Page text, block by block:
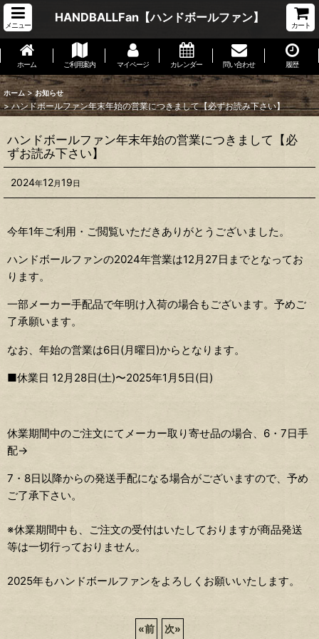
メニュー
HANDBALLFan【ハンドボールファン】
カート
ホーム ご利用案内 マイページ カレンダー 問い合わせ 履歴
ホーム > お知らせ
> ハンドボールファン年末年始の営業につきまして【必ずお読み下さい】
ハンドボールファン年末年始の営業につきまして【必
ずお読み下さい】
2024年12月19日
今年1年ご利用・ご閲覧いただきありがとうございました。
ハンドボールファンの2024年営業は12月27日までとなってお
ります。
一部メーカー手配品で年明け入荷の場合もございます。予めご
了承願います。
なお、年始の営業は6日(月曜日)からとなります。
■休業日 12月28日(土)〜2025年1月5日(日)
休業期間中のご注文にてメーカー取り寄せ品の場合、6・7日手
配→
7・8日以降からの発送手配になる場合がございますので、予め
ご了承下さい。
※休業期間中も、ご注文の受付はいたしておりますが商品発送
等は一切行っておりません。
2025年もハンドボールファンをよろしくお願いいたします。
«前 次»